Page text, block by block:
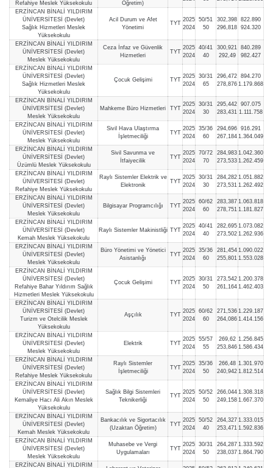
Refahiye Meslek Yüksekokulu
Öğretim)
ERZİNCAN BİNALİ YILDIRIM
ÜNİVERSİTESİ (Devlet)
Sağlık Hizmetleri Meslek
Yüksekokulu
Acil Durum ve Afet
Yönetimi
TYT
2025
2024
50/51
50
302,398
296,818
822.890
924.320
ERZİNCAN BİNALİ YILDIRIM
ÜNİVERSİTESİ (Devlet)
Meslek Yüksekokulu
Ceza İnfaz ve Güvenlik
Hizmetleri
TYT
2025
2024
40/41
40
300,921
292,49
840.289
982.427
ERZİNCAN BİNALİ YILDIRIM
ÜNİVERSİTESİ (Devlet)
Sağlık Hizmetleri Meslek
Yüksekokulu
Çocuk Gelişimi TYT
2025
2024
30/31
65
296,472
278,876
894.270
1.179.868
ERZİNCAN BİNALİ YILDIRIM
ÜNİVERSİTESİ (Devlet)
Meslek Yüksekokulu
Mahkeme Büro Hizmetleri TYT
2025
2024
30/31
30
295,442
283,431
907.075
1.111.758
ERZİNCAN BİNALİ YILDIRIM
ÜNİVERSİTESİ (Devlet)
Meslek Yüksekokulu
Sivil Hava Ulaştırma
İşletmeciliği
TYT
2025
2024
35/36
60
294,696
267,184
916.291
1.364.049
ERZİNCAN BİNALİ YILDIRIM
ÜNİVERSİTESİ (Devlet)
Üzümlü Meslek Yüksekokulu
Sivil Savunma ve
İtfaiyecilik
TYT
2025
2024
70/72
70
284,983
273,533
1.042.360
1.262.459
ERZİNCAN BİNALİ YILDIRIM
ÜNİVERSİTESİ (Devlet)
Refahiye Meslek Yüksekokulu
Raylı Sistemler Elektrik ve
Elektronik
TYT
2025
2024
30/31
30
284,282
273,531
1.051.882
1.262.492
ERZİNCAN BİNALİ YILDIRIM
ÜNİVERSİTESİ (Devlet)
Meslek Yüksekokulu
Bilgisayar Programcılığı TYT
2025
2024
60/62
60
283,387
278,751
1.063.818
1.181.827
ERZİNCAN BİNALİ YILDIRIM
ÜNİVERSİTESİ (Devlet)
Kemah Meslek Yüksekokulu
Raylı Sistemler Makinistliği TYT
2025
2024
40/41
40
282,695
273,502
1.073.082
1.262.936
ERZİNCAN BİNALİ YILDIRIM
ÜNİVERSİTESİ (Devlet)
Meslek Yüksekokulu
Büro Yönetimi ve Yönetici
Asistanlığı
TYT
2025
2024
35/36
60
281,454
255,801
1.090.022
1.553.028
ERZİNCAN BİNALİ YILDIRIM
ÜNİVERSİTESİ (Devlet)
Refahiye Bahar Yıldırım Sağlık
Hizmetleri Meslek Yüksekokulu
Çocuk Gelişimi TYT
2025
2024
30/31
50
273,542
261,164
1.200.378
1.462.403
ERZİNCAN BİNALİ YILDIRIM
ÜNİVERSİTESİ (Devlet)
Turizm ve Otelcilik Meslek
Yüksekokulu
Aşçılık TYT
2025
2024
60/62
60
271,536
264,086
1.229.187
1.414.156
ERZİNCAN BİNALİ YILDIRIM
ÜNİVERSİTESİ (Devlet)
Meslek Yüksekokulu
Elektrik TYT
2025
2024
55/57
55
269,62
253,846
1.256.845
1.586.434
ERZİNCAN BİNALİ YILDIRIM
ÜNİVERSİTESİ (Devlet)
Refahiye Meslek Yüksekokulu
Raylı Sistemler
İşletmeciliği
TYT
2025
2024
35/36
50
266,48
240,942
1.301.970
1.812.514
ERZİNCAN BİNALİ YILDIRIM
ÜNİVERSİTESİ (Devlet)
Kemaliye Hacı Ali Akın Meslek
Yüksekokulu
Sağlık Bilgi Sistemleri
Teknikerliği
TYT
2025
2024
50/52
50
266,044
249,158
1.308.318
1.667.370
ERZİNCAN BİNALİ YILDIRIM
ÜNİVERSİTESİ (Devlet)
Kemah Meslek Yüksekokulu
Bankacılık ve Sigortacılık
(Uzaktan Öğretim)
TYT
2025
2024
50/52
40
264,327
253,471
1.333.015
1.592.836
ERZİNCAN BİNALİ YILDIRIM
ÜNİVERSİTESİ (Devlet)
Meslek Yüksekokulu
Muhasebe ve Vergi
Uygulamaları
TYT
2025
2024
30/31
50
264,287
238,037
1.333.592
1.864.790
ERZİNCAN BİNALİ YILDIRIM